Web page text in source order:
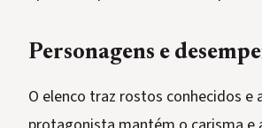
Personagens e
O elenco traz rostos conhecidos e